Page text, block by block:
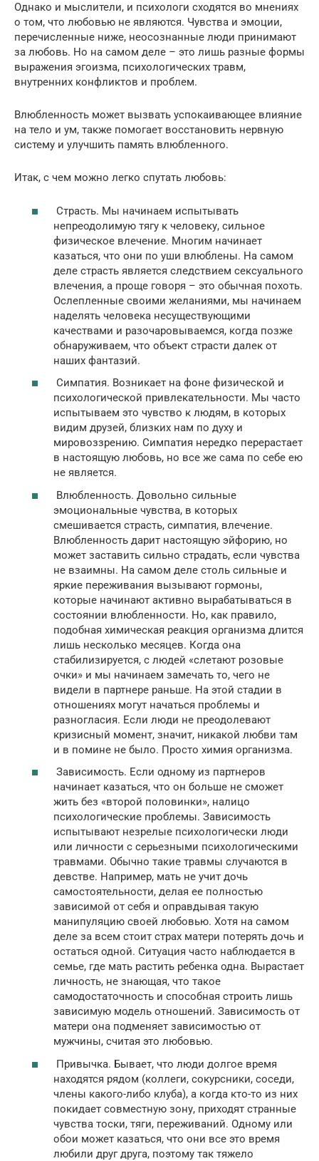
Однако и мыслители, и психологи сходятся во мнениях
о том, что любовью не являются. Чувства и эмоции,
перечисленные ниже, неосознанные люди принимают
за любовь. Но на самом деле – это лишь разные формы
выражения эгоизма, психологических травм,
внутренних конфликтов и проблем.
Влюбленность может вызвать успокаивающее влияние
на тело и ум, также помогает восстановить нервную
систему и улучшить память влюбленного.
Итак, с чем можно легко спутать любовь:
Страсть. Мы начинаем испытывать
непреодолимую тягу к человеку, сильное
физическое влечение. Многим начинает
казаться, что они по уши влюблены. На самом
деле страсть является следствием сексуального
влечения, а проще говоря – это обычная похоть.
Ослепленные своими желаниями, мы начинаем
наделять человека несуществующими
качествами и разочаровываемся, когда позже
обнаруживаем, что объект страсти далек от
наших фантазий.
Симпатия. Возникает на фоне физической и
психологической привлекательности. Мы часто
испытываем это чувство к людям, в которых
видим друзей, близких нам по духу и
мировоззрению. Симпатия нередко перерастает
в настоящую любовь, но все же сама по себе ею
не является.
Влюбленность. Довольно сильные
эмоциональные чувства, в которых
смешивается страсть, симпатия, влечение.
Влюбленность дарит настоящую эйфорию, но
может заставить сильно страдать, если чувства
не взаимны. На самом деле столь сильные и
яркие переживания вызывают гормоны,
которые начинают активно вырабатываться в
состоянии влюбленности. Но, как правило,
подобная химическая реакция организма длится
лишь несколько месяцев. Когда она
стабилизируется, с людей «слетают розовые
очки» и мы начинаем замечать то, чего не
видели в партнере раньше. На этой стадии в
отношениях могут начаться проблемы и
разногласия. Если люди не преодолевают
кризисный момент, значит, никакой любви там
и в помине не было. Просто химия организма.
Зависимость. Если одному из партнеров
начинает казаться, что он больше не сможет
жить без «второй половинки», налицо
психологические проблемы. Зависимость
испытывают незрелые психологически люди
или личности с серьезными психологическими
травмами. Обычно такие травмы случаются в
девстве. Например, мать не учит дочь
самостоятельности, делая ее полностью
зависимой от себя и оправдывая такую
манипуляцию своей любовью. Хотя на самом
деле за всем стоит страх матери потерять дочь и
остаться одной. Ситуация часто наблюдается в
семье, где мать растить ребенка одна. Вырастает
личность, не знающая, что такое
самодостаточность и способная строить лишь
зависимую модель отношений. Зависимость от
матери она подменяет зависимостью от
мужчины, считая это любовью.
Привычка. Бывает, что люди долгое время
находятся рядом (коллеги, сокурсники, соседи,
члены какого-либо клуба), а когда кто-то из них
покидает совместную зону, приходят странные
чувства тоски, тяги, переживаний. Одному или
обои может казаться, что они все это время
любили друг друга, поэтому так тяжело